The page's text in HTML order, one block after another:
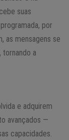
suas
por
as mensagens se
a
e adquirem
avançados —
capacidades.